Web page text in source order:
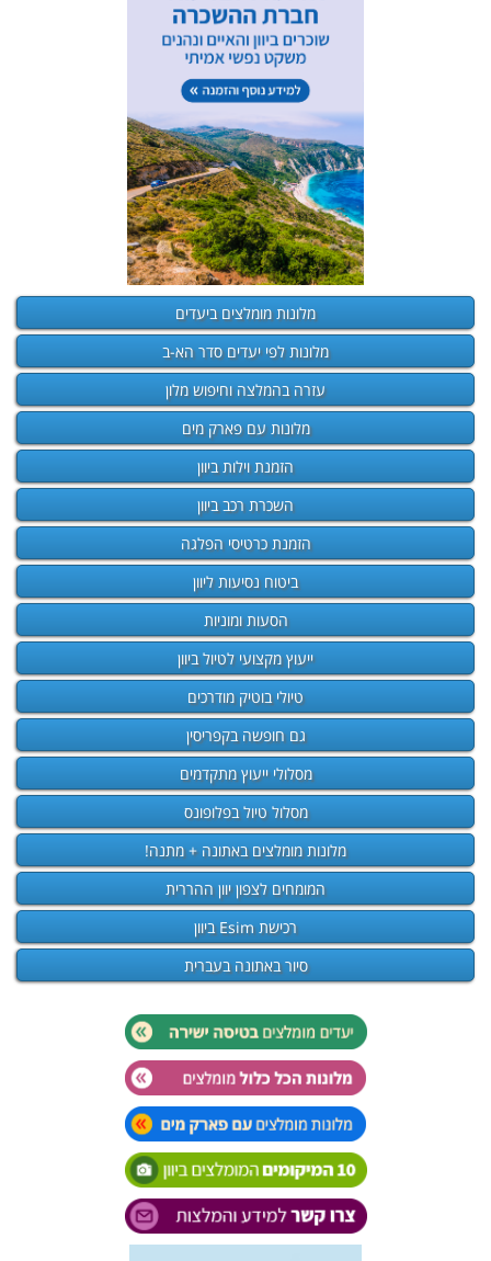
מלונות מומלצים ביעדים
מלונות לפי יעדים סדר הא-ב
עזרה בהמלצה וחיפוש מלון
מלונות עם פארק מים
הזמנת וילות ביוון
השכרת רכב ביוון
הזמנת כרטיסי הפלגה
ביטוח נסיעות ליוון
הסעות ומוניות
ייעוץ מקצועי לטיול ביוון
טיולי בוטיק מודרכים
גם חופשה בקפריסין
מסלולי ייעוץ מתקדמים
מסלול טיול בפלופונס
מלונות מומלצים באתונה + מתנה!
המומחים לצפון יוון ההררית
רכישת Esim ביוון
סיור באתונה בעברית